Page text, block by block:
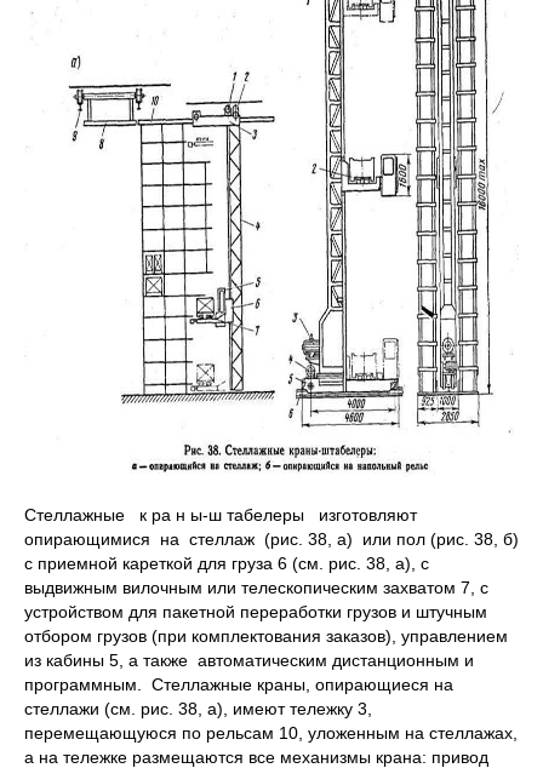
Стеллажные к pa н ы-ш табелеры изготовляют
опирающи­мися на стеллаж (рис. 38, а) или пол (рис. 38, б)
с приемной кареткой для груза 6 (см. рис. 38, а), с
выдвижным вилочным или телескопическим захва­том 7, с
устройством для пакетной переработки грузов и штучным
отбором грузов (при комплектования заказов), управлением
из кабины 5, а также ав­томатическим дистанционным и
программным. Стеллажные краны, опирающиеся на
стеллажи (см. рис. 38, а), имеют те­лежку 3,
перемещающуюся по рельсам 10, уложенным на стеллажах,
а на те­лежке размещаются все механизмы крана: привод